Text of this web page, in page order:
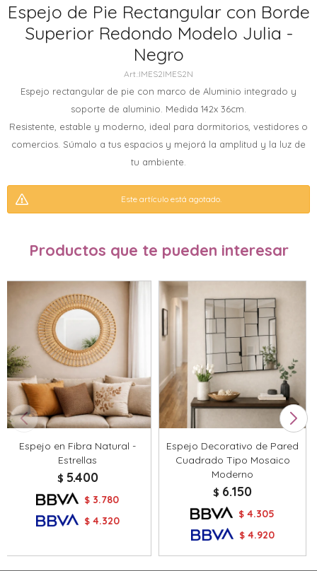
Espejo de Pie Rectangular con Borde
Superior Redondo Modelo Julia -
Negro
IMES2IMES2N
Espejo rectangular de pie con marco de Aluminio integrado y
soporte de aluminio. Medida 142x 36cm.
Resistente, estable y moderno, ideal para dormitorios, vestidores o
comercios. Súmalo a tus espacios y mejorá la amplitud y la luz de
tu ambiente.
Este artículo está agotado.
Productos que te pueden interesar
Espejo en Fibra Natural -
Estrellas
$ 5.400
$ 3.780
$ 4.320
Espejo Decorativo de Pared
Cuadrado Tipo Mosaico
Moderno
$ 6.150
$ 4.305
$ 4.920